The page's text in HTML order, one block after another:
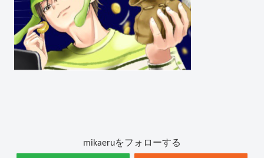
mikaeruをフォローする